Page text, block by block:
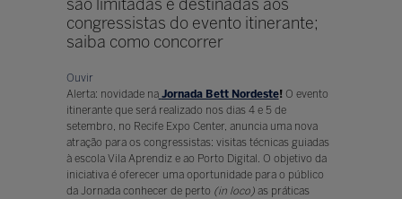
são limitadas e destinadas aos
congressistas do evento itinerante;
saiba como concorrer
Ouvir
Alerta: novidade na Jornada Bett Nordeste!O evento
itinerante que será realizado nos dias 4 e 5 de
setembro, no Recife Expo Center, anuncia uma nova
atração para os congressistas: visitas técnicas guiadas
à escola Vila Aprendiz e ao Porto Digital. O objetivo da
iniciativa é oferecer uma oportunidade para o público
da Jornada conhecer de perto (in loco)as práticas